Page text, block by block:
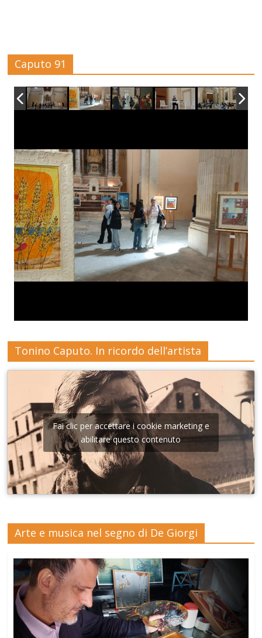
Caputo 91
Tonino Caputo. In ricordo dell’artista
Fai clic per accettare i cookie marketing e
abilitare questo contenuto
Arte e musica nel segno di De Giorgi